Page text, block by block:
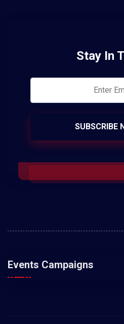
Stay In
Events Campaigns